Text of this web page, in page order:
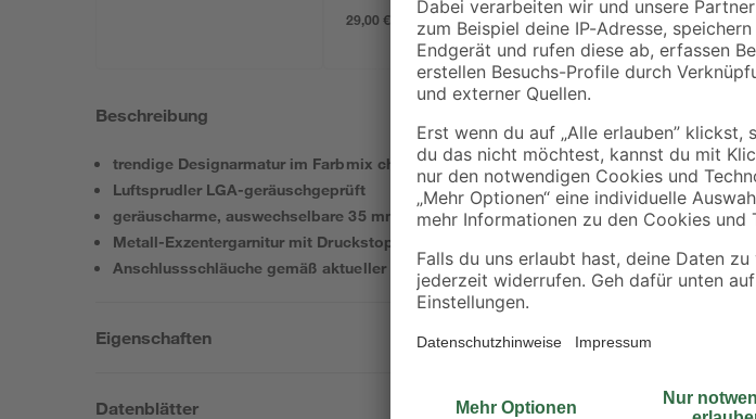
29,00 € / Liter
Beschreibung
trendige Designarmatur im Farbmix chrom/hochglanz weiß
Luftsprudler LGA-geräuschgeprüft
geräuscharme, auswechselbare 35 mm Kartusche
Metall-Exzentergarnitur mit Druckstopfen (Push-Pop-Up)
Anschlussschläuche gemäß aktueller Norm
Eigenschaften
Datenblätter